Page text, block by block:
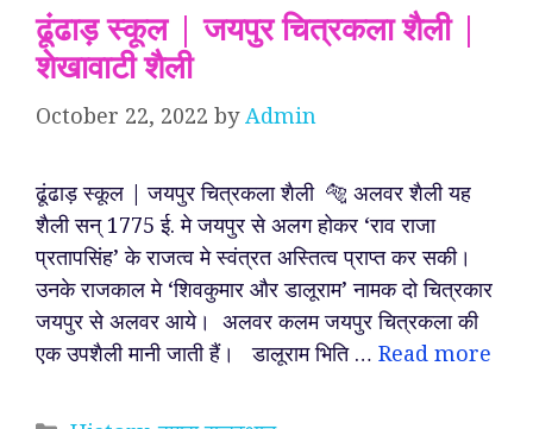
ढूंढाड़ स्कूल | जयपुर चित्रकला शैली |
शेखावाटी शैली
October 22, 2022 byAdmin
ढूंढाड़ स्कूल | जयपुर चित्रकला शैली 🐅 अलवर शैली यह
शैली सन् 1775 ई. मे जयपुर से अलग होकर ‘राव राजा
प्रतापसिंह’ के राजत्व मे स्वंत्रत अस्तित्व प्राप्त कर सकी।
उनके राजकाल मे ‘शिवकुमार और डालूराम’ नामक दो चित्रकार
जयपुर से अलवर आये। अलवर कलम जयपुर चित्रकला की
एक उपशैली मानी जाती हैं। डालूराम भिति … Read more